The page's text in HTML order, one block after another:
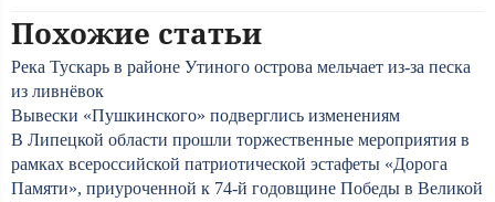
Похожие статьи
Река Тускарь в районе Утиного острова мельчает из-за песка
из ливнёвок
Вывески «Пушкинского» подверглись изменениям
В Липецкой области прошли торжественные мероприятия в
рамках всероссийской патриотической эстафеты «Дорога
Памяти», приуроченной к 74-й годовщине Победы в Великой